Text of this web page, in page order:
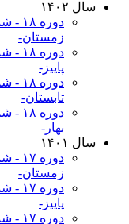
سال ۱۴۰۲
زمستان-
پاییز-
تابستان-
بهار-
سال ۱۴۰۱
زمستان-
پاییز-